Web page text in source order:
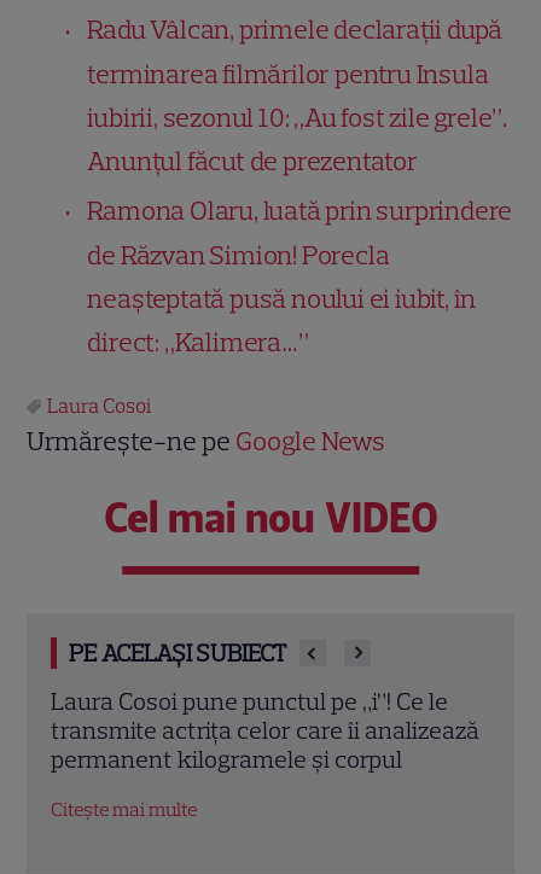
Radu Vâlcan, primele declarații după
terminarea filmărilor pentru Insula
iubirii, sezonul 10: „Au fost zile grele”.
Anunțul făcut de prezentator
Ramona Olaru, luată prin surprindere
de Răzvan Simion! Porecla
neașteptată pusă noului ei iubit, în
direct: „Kalimera…”
Laura Cosoi
Urmărește-ne pe Google News
Cel mai nou VIDEO
PE ACELAȘI SUBIECT
punctul pe „i”! Ce le
celor care îi analizează
și corpul
Laura Cosoi și
împlinesc 14 ani de
din tinerețe publicată